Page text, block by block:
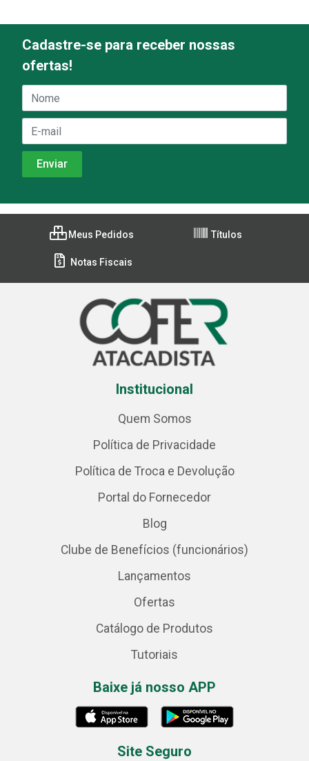
Cadastre-se para receber nossas
ofertas!
Meus Pedidos Títulos
Notas Fiscais
Institucional
Quem Somos
Política de Privacidade
Política de Troca e Devolução
Portal do Fornecedor
Blog
Clube de Benefícios (funcionários)
Lançamentos
Ofertas
Catálogo de Produtos
Tutoriais
Baixe já nosso APP
Site Seguro